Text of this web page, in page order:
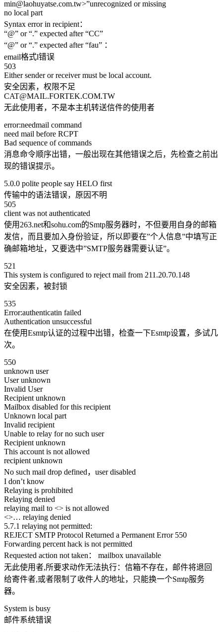
min@laohuyatse.com.tw>”unrecognized or missing
no local part
Syntax error in recipient：
“@” or “.” expected after “CC”
“@” or “.” expected after “fau” ：
email格式l错误
503
Either sender or receiver must be local account.
安全因素，权限不足
CAT@MAIL.FORTEK.COM.TW
无此使用者，不是本主机转送信件的使用者
error:needmail command
need mail before RCPT
Bad sequence of commands
消息命令顺序出错，一般出现在其他错误之后，先检查之前出
现的错误提示。
5.0.0 polite people say HELO first
传输中的语法错误，原因不明
505
client was not authenticated
使用263.net和sohu.com的Smtp服务器时，不但要用自身的邮箱
发信，而且要加入身份验证，所以即要在”个人信息”中填写正
确邮箱地址，又要选中”SMTP服务器需要认证”。
521
This system is configured to reject mail from 211.20.70.148
安全因素，被封锁
535
Error:authenticatin failed
Authentication unsuccessful
在使用Esmtp认证的过程中出错，检查一下Esmtp设置，多试几
次。
550
unknown user
User unknown
Invalid User
Recipient unknown
Mailbox disabled for this recipient
Unknown local part
Invalid recipient
Unable to relay for no such user
Recipient unknown
This account is not allowed
recipient unknown
No such mail drop defined，user disabled
I don’t know
Relaying is prohibited
Relaying denied
relaying mail to <> is not allowed
<>… relaying denied
5.7.1 relaying not permitted:
REJECT SMTP Protocol Returned a Permanent Error 550
Forwarding percent hack is not permitted
Requested action not taken： mailbox unavailable
无此使用者,所要求动作无法执行：信箱不存在，邮件将退回
给寄件者,或者限制了收件人的地址，只能换一个Smtp服务
器。
System is busy
邮件系统错误